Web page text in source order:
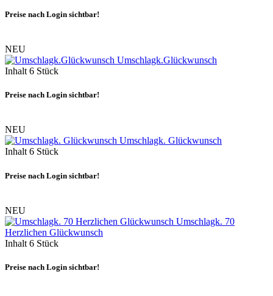
Preise nach Login sichtbar!
NEU
Umschlagk.Glückwunsch
Inhalt 6 Stück
Preise nach Login sichtbar!
NEU
Umschlagk. Glückwunsch
Inhalt6 Stück
Preise nach Login sichtbar!
NEU
Umschlagk. 70
Herzlichen Glückwunsch
Inhalt 6 Stück
Preise nach Login sichtbar!